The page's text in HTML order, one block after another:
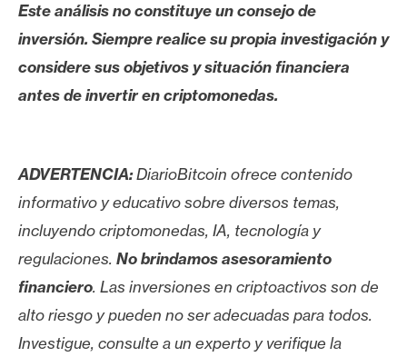
Este análisis no constituye un consejo de
inversión. Siempre realice su propia investigación y
considere sus objetivos y situación financiera
antes de invertir en criptomonedas.
ADVERTENCIA:DiarioBitcoin ofrece contenido
informativo y educativo sobre diversos temas,
incluyendo criptomonedas, IA, tecnología y
regulaciones. No brindamos asesoramiento
financiero. Las inversiones en criptoactivos son de
alto riesgo y pueden no ser adecuadas para todos.
Investigue, consulte a un experto y verifique la